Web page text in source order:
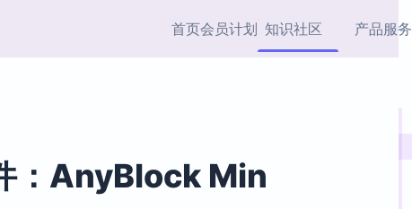
首页会员计划 知识社区
协作者
产品服务
载
：AnyBlock Min